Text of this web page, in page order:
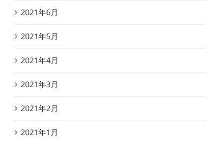
2021年6月
2021年5月
2021年4月
2021年3月
2021年2月
2021年1月